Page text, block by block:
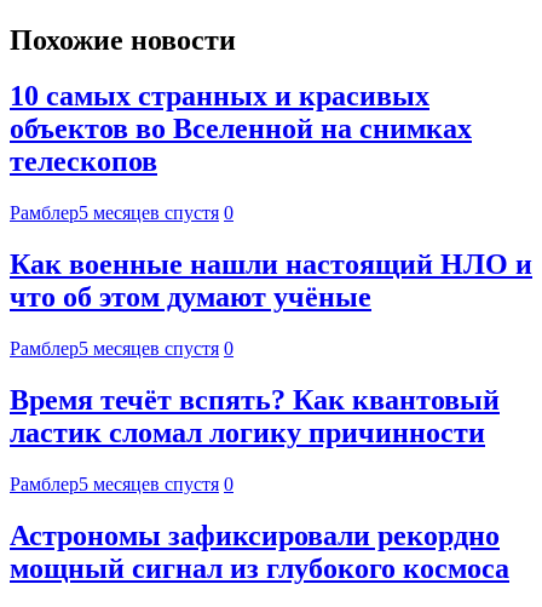
Похожие новости
10 самых странных и красивых
объектов во Вселенной на снимках
телескопов
Рамблер5 месяцев спустя 0
Как военные нашли настоящий НЛО и
что об этом думают учёные
Рамблер5 месяцев спустя 0
Время течёт вспять? Как квантовый
ластик сломал логику причинности
Рамблер5 месяцев спустя 0
Астрономы зафиксировали рекордно
мощный сигнал из глубокого космоса